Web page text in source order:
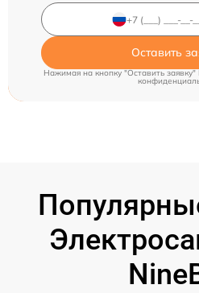
Оставить
Нажимая на кнопку "Оставить